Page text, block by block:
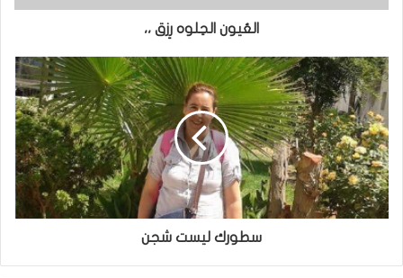
العُيون الحِلوه رِزق ،،
سطورك ليست شجن